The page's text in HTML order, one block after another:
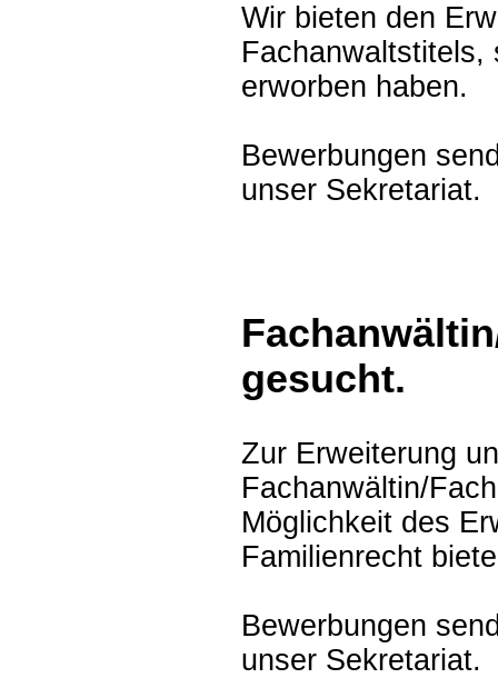
Wir bieten den
Fachanwaltstitels,
erworben haben.
Bewerbungen
unser Sekretariat.
gesucht.
Zur Erweiterung
Fachanwältin/
Möglichkeit des
Familienrecht
Bewerbungen
unser Sekretariat.